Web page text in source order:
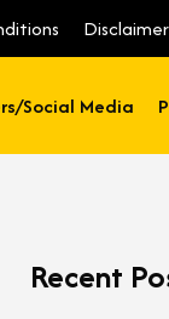
Disclaimer
Social Media
Recent